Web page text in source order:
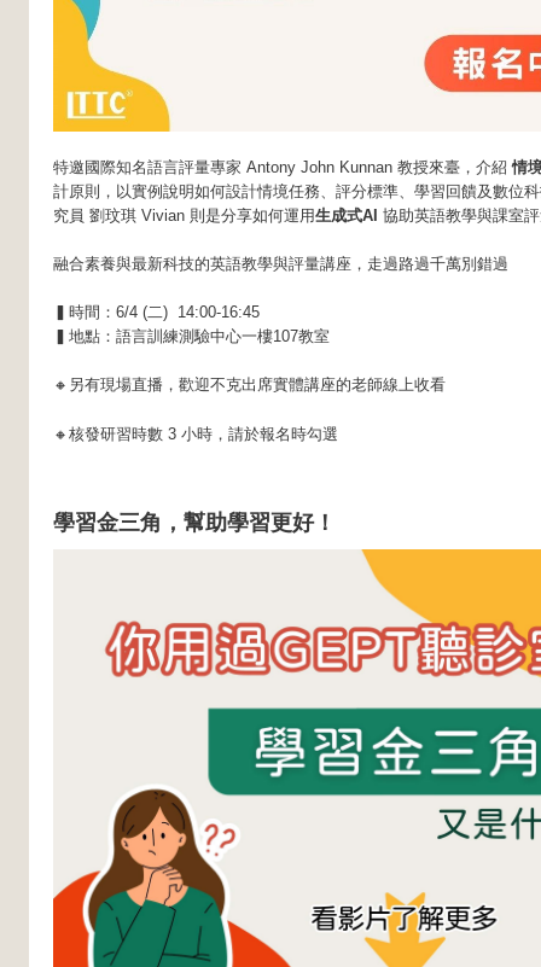
特邀國際知名語言評量專家 Antony John Kunnan 教授來臺，介紹情
計原則，以實例說明如何設計情境任務、評分標準、學習回饋及數位
究員 劉玟琪 Vivian 則是分享如何運用生成式AI 協助英語教學與課室
融合素養與最新科技的英語教學與評量講座，走過路過千萬別錯過
▍時間：6/4 (二) 14:00-16:45
▍地點：語言訓練測驗中心一樓107教室
🔸另有現場直播，歡迎不克出席實體講座的老師線上收看
🔸核發研習時數 3 小時，請於報名時勾選
學習金三角，幫助學習更好！